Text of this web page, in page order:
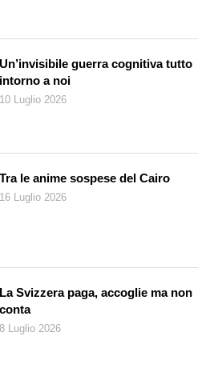
saranno pubblicate sul sito web di
per le varie categorie e le immagini
Un’invisibile guerra cognitiva tutto
intorno a noi
10 Luglio 2026
Tra le anime sospese del Cairo
16 Luglio 2026
La Svizzera paga, accoglie ma non
conta
8 Luglio 2026